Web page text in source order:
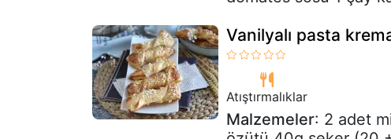
Vanilyalı pasta
Atıştırmalıklar
Malzemeler: 2 adet